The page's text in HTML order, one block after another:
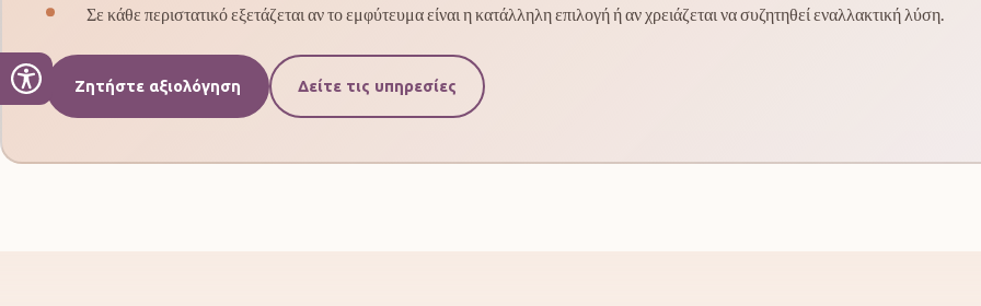
Σε κάθε περιστατικό εξετάζεται αν το εμφύτευμα είναι η κατάλληλη επιλογή ή αν χρειάζεται να συζητηθεί εναλλακτική λύση.
Ζητήστε αξιολόγηση Δείτε τις υπηρεσίες